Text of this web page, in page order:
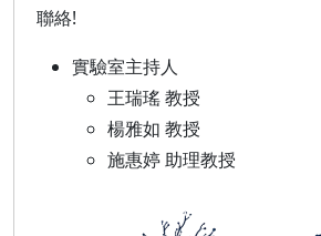
聯絡!
實驗室主持人
王瑞瑤 教授
楊雅如 教授
施惠婷 助理教授